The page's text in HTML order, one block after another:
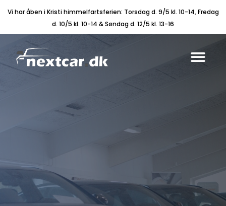
Vi har åben i Kristi himmelfartsferien: Torsdag d. 9/5 kl. 10-14, Fredag
d. 10/5 kl. 10-14 & Søndag d. 12/5 kl. 13-16